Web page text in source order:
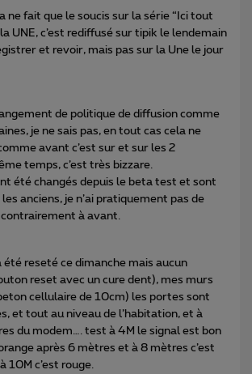
ne fait que le soucis sur la série “Ici tout
UNE, c’est rediffusé sur tipik le lendemain
et revoir, mais pas sur la Une le jour
de politique de diffusion comme
je ne sais pas, en tout cas cela ne
avant c’est sur et sur les 2
temps, c’est très bizzare.
été changés depuis le beta test et sont
anciens, je n’ai pratiquement pas de
contrairement à avant.
été reseté ce dimanche mais aucun
reset avec un cure dent), mes murs
cellulaire de 10cm) les portes sont
et tout au niveau de l’habitation, et à
du modem…. test à 4M le signal est bon
après 6 mètres et à 8 mètres c’est
10M c’est rouge.